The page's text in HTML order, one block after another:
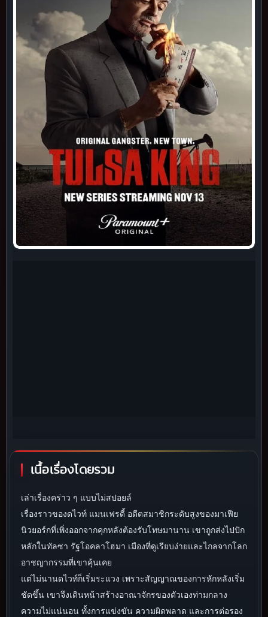
เนื้อเรื่องโดยรวม
เล่าเรื่องคร่าว ๆ แบบไม่สปอยล์
เรื่องราวของดไวท์ แมนเฟรดี้ อดีตสมาชิกระดับสูงของมาเฟีย
นิวยอร์กที่เพิ่งออกจากคุกหลังต้องรับโทษมานาน เขาถูกส่งไปปัก
หลักในทัลซา รัฐโอคลาโฮมา เมืองที่ดูเรียบง่ายและไกลจากโลก
อาชญากรรมที่เขาคุ้นเคย
แต่ไม่นานดไวท์ก็เริ่มระแวง เพราะสัญญาณของการหักหลังเริ่ม
ชัดขึ้น เขาจึงเดินหน้าสร้างอาณาจักรของตัวเองท่ามกลาง
ความไม่แน่นอน ทั้งการแข่งขัน ความผิดพลาด และการต่อรอง